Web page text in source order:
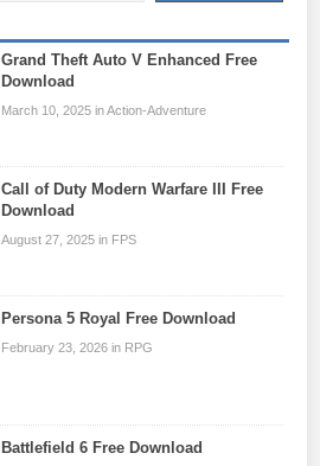
Grand Theft Auto V Enhanced Free
Download
March 10, 2025 in Action-Adventure
Call of Duty Modern Warfare III Free
Download
August 27, 2025 in FPS
Persona 5 Royal Free Download
February 23, 2026 in RPG
Battlefield 6 Free Download